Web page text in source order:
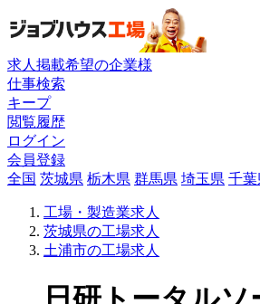
求人掲載希望の企業様
仕事検索
キープ
閲覧履歴
ログイン
会員登録
全国 茨城県 栃木県 群馬県 埼玉県 千葉
工場・製造業求人
茨城県の工場求人
土浦市の工場求人